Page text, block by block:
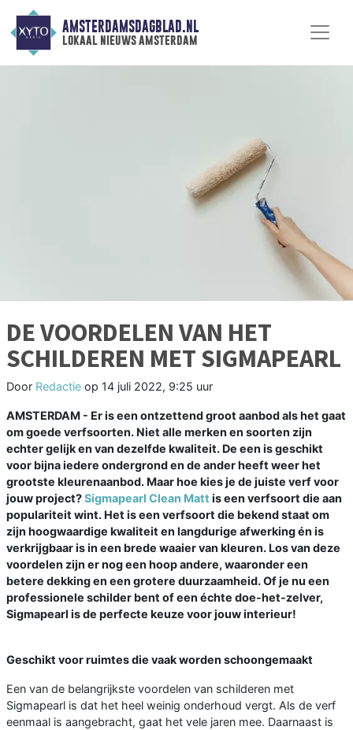
AMSTERDAMSDAGBLAD.NL
lokaal nieuws amsterdam
DE VOORDELEN VAN HET
SCHILDEREN MET SIGMAPEARL
Door Redactie op 14 juli 2022, 9:25 uur
AMSTERDAM - Er is een ontzettend groot aanbod als het gaat
om goede verfsoorten. Niet alle merken en soorten zijn
echter gelijk en van dezelfde kwaliteit. De een is geschikt
voor bijna iedere ondergrond en de ander heeft weer het
grootste kleurenaanbod. Maar hoe kies je de juiste verf voor
jouw project?Sigmapearl Clean Matt is een verfsoort die aan
populariteit wint. Het is een verfsoort die bekend staat om
zijn hoogwaardige kwaliteit en langdurige afwerking én is
verkrijgbaar is in een brede waaier van kleuren. Los van deze
voordelen zijn er nog een hoop andere, waaronder een
betere dekking en een grotere duurzaamheid. Of je nu een
professionele schilder bent of een échte doe-het-zelver,
Sigmapearl is de perfecte keuze voor jouw interieur!
Geschikt voor ruimtes die vaak worden schoongemaakt
Een van de belangrijkste voordelen van schilderen met
Sigmapearl is dat het heel weinig onderhoud vergt. Als de verf
eenmaal is aangebracht, gaat het vele jaren mee. Daarnaast is